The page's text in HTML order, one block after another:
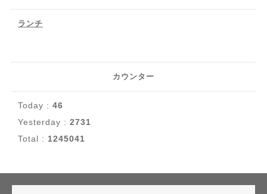
ランチ
カウンター
Today : 46
Yesterday : 2731
Total : 1245041